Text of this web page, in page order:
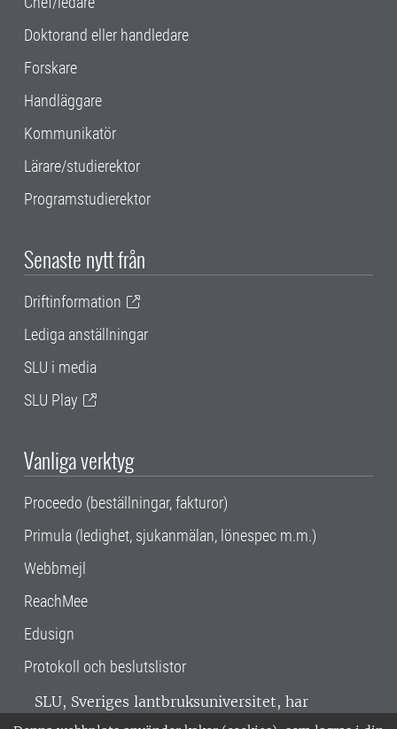
Doktorand eller handledare
Forskare
Handläggare
Kommunikatör
Lärare/studierektor
Programstudierektor
Senaste nytt från
Driftinformation
Lediga anställningar
SLU i media
SLU Play
Vanliga verktyg
Proceedo (beställningar, fakturor)
Primula (ledighet, sjukanmälan, lönespec m.m.)
Webbmejl
ReachMee
Edusign
Protokoll och beslutslistor
SLU, Sveriges lantbruksuniversitet, har
verksamhet över hela Sverige. Huvudorter är